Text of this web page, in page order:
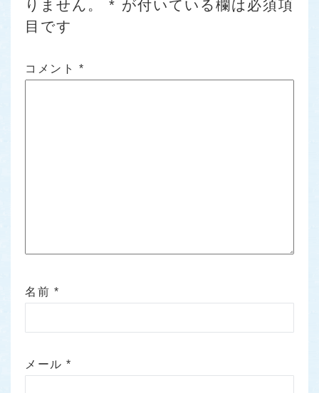
りません。
* が付いている欄は必須項
目です
コメント *
名前 *
メール*